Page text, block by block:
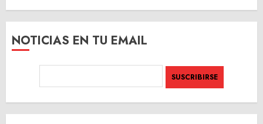
NOTICIAS EN TU EMAIL